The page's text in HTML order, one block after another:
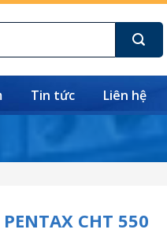
Tin tức Liên hệ
CHT 550